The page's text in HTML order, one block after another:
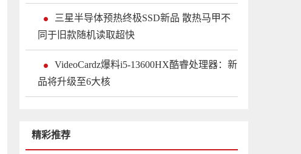
三星半导体预热终极SSD新品 散热马甲不
同于旧款随机读取超快
VideoCardz爆料i5-13600HX酷睿处理器：新
品将升级至6大核
精彩推荐